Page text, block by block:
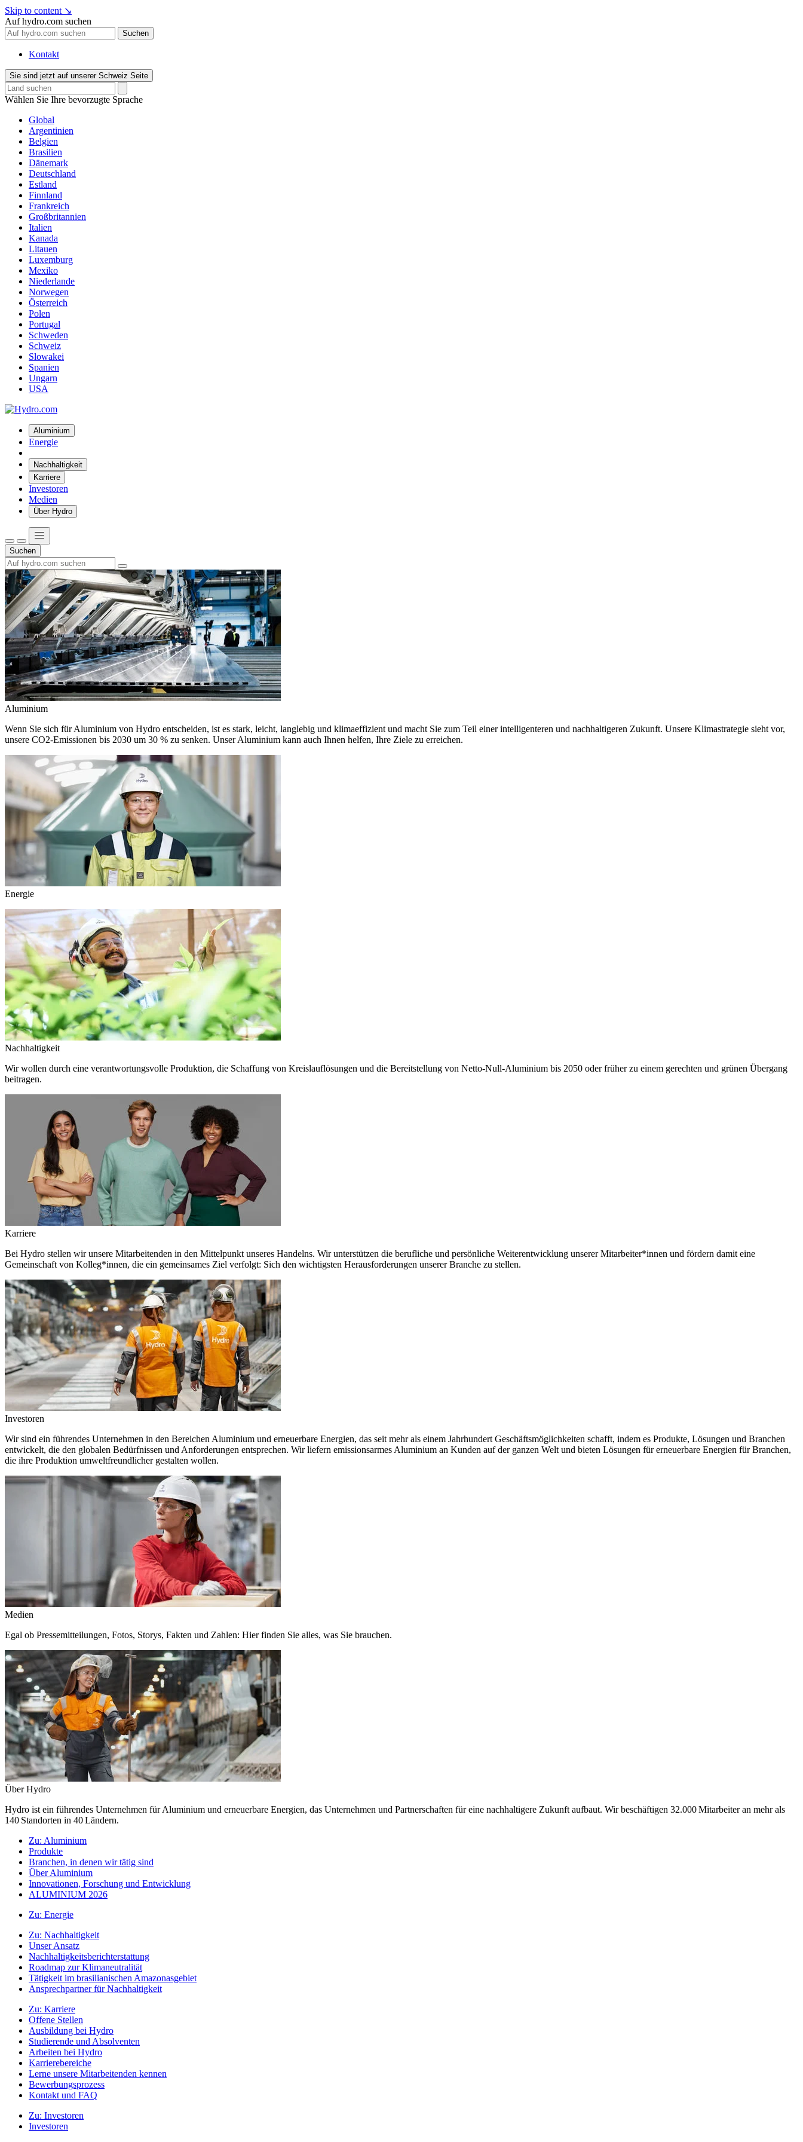
Skip to content ↘
Auf hydro.com suchen
Suchen
Kontakt
Sie sind jetzt auf unserer Schweiz Seite
Wählen Sie Ihre bevorzugte Sprache
Global
Argentinien
Belgien
Brasilien
Dänemark
Deutschland
Estland
Finnland
Frankreich
Großbritannien
Italien
Kanada
Litauen
Luxemburg
Mexiko
Niederlande
Norwegen
Österreich
Polen
Portugal
Schweden
Schweiz
Slowakei
Spanien
Ungarn
USA
Aluminium
Energie
Nachhaltigkeit
Karriere
Investoren
Medien
Über Hydro
Suchen
Aluminium
Wenn Sie sich für Aluminium von Hydro entscheiden, ist es stark, leicht, langlebig und klimaeffizient und macht Sie zum Teil einer intelligenteren und nachhaltigeren Zukunft. Unsere Klimastrategie sieht vor,
unsere CO2-Emissionen bis 2030 um 30 % zu senken. Unser Aluminium kann auch Ihnen helfen, Ihre Ziele zu erreichen.
Energie
Nachhaltigkeit
Wir wollen durch eine verantwortungsvolle Produktion, die Schaffung von Kreislauflösungen und die Bereitstellung von Netto-Null-Aluminium bis 2050 oder früher zu einem gerechten und grünen Übergang
beitragen.
Karriere
Bei Hydro stellen wir unsere Mitarbeitenden in den Mittelpunkt unseres Handelns. Wir unterstützen die berufliche und persönliche Weiterentwicklung unserer Mitarbeiter*innen und fördern damit eine
Gemeinschaft von Kolleg*innen, die ein gemeinsames Ziel verfolgt: Sich den wichtigsten Herausforderungen unserer Branche zu stellen.
Investoren
Wir sind ein führendes Unternehmen in den Bereichen Aluminium und erneuerbare Energien, das seit mehr als einem Jahrhundert Geschäftsmöglichkeiten schafft, indem es Produkte, Lösungen und Branchen
entwickelt, die den globalen Bedürfnissen und Anforderungen entsprechen. Wir liefern emissionsarmes Aluminium an Kunden auf der ganzen Welt und bieten Lösungen für erneuerbare Energien für Branchen,
die ihre Produktion umweltfreundlicher gestalten wollen.
Medien
Egal ob Pressemitteilungen, Fotos, Storys, Fakten und Zahlen: Hier finden Sie alles, was Sie brauchen.
Über Hydro
Hydro ist ein führendes Unternehmen für Aluminium und erneuerbare Energien, das Unternehmen und Partnerschaften für eine nachhaltigere Zukunft aufbaut. Wir beschäftigen 32.000 Mitarbeiter an mehr als
140 Standorten in 40 Ländern.
Zu: Aluminium
Produkte
Branchen, in denen wir tätig sind
Über Aluminium
Innovationen, Forschung und Entwicklung
ALUMINIUM 2026
Zu: Energie
Zu: Nachhaltigkeit
Unser Ansatz
Nachhaltigkeitsberichterstattung
Roadmap zur Klimaneutralität
Tätigkeit im brasilianischen Amazonasgebiet
Ansprechpartner für Nachhaltigkeit
Zu: Karriere
Offene Stellen
Ausbildung bei Hydro
Studierende und Absolventen
Arbeiten bei Hydro
Karrierebereiche
Lerne unsere Mitarbeitenden kennen
Bewerbungsprozess
Kontakt und FAQ
Zu: Investoren
Investoren